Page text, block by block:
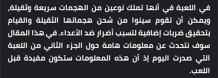
في اللعبة في أنها تملك نوعين من الهجمات سريعة وثقيلة،
ويمكن أن تقوم سينوا من شحن هجماتها الثقيلة والقيام
بتحقيق ضربات إضافية لتسبب أضرار ضد الأعداء. في هذا المقال
سوف نتحدث عن معلومات هامة حول الجزء الثاني من اللعبة
التي صدرت اليوم إذ أن هذه المعلومات ستكون مفيدة قبل
اللعب.